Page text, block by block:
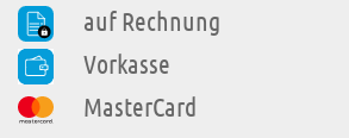
auf Rechnung
Vorkasse
MasterCard